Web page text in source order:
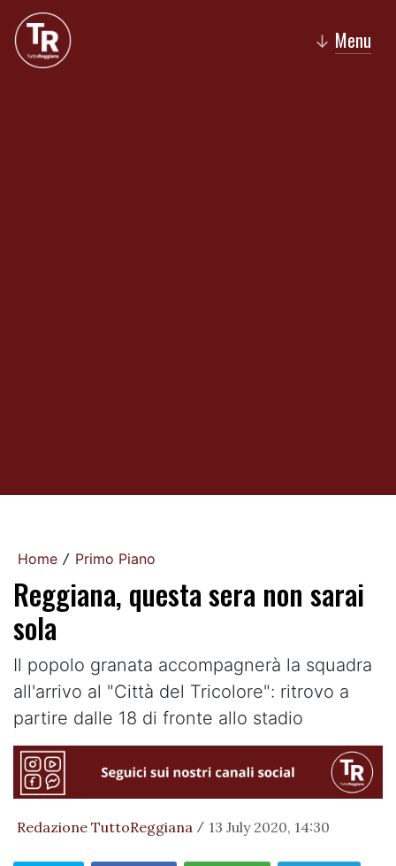
↓ Menu
Home / Primo Piano
Reggiana, questa sera non sarai
sola
Il popolo granata accompagnerà la squadra
all'arrivo al "Città del Tricolore": ritrovo a
partire dalle 18 di fronte allo stadio
Redazione TuttoReggiana / 13 July 2020, 14:30